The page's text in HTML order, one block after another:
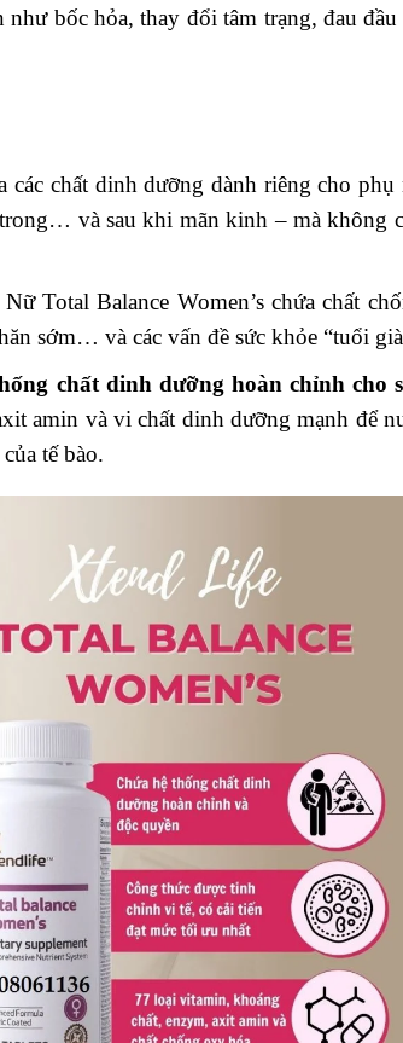
bốc hỏa, thay đổi tâm trạng, đau đầu
các chất dinh dưỡng dành riêng cho phụ
và sau khi mãn kinh – mà không
Total Balance Women’s chứa chất
sớm… và các vấn đề sức khỏe “tuổi
chất dinh dưỡng hoàn chỉnh cho
amin và vi chất dinh dưỡng mạnh để
tế bào.